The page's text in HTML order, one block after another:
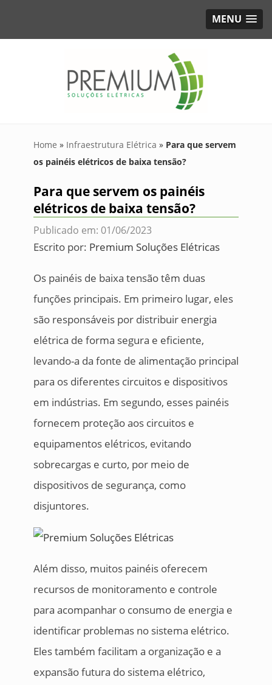
MENU
Home » Infraestrutura Elétrica » Para que servem
os painéis elétricos de baixa tensão?
Para que servem os painéis
elétricos de baixa tensão?
Publicado em: 01/06/2023
Escrito por: Premium Soluções Elétricas
Os painéis de baixa tensão têm duas
funções principais. Em primeiro lugar, eles
são responsáveis por distribuir energia
elétrica de forma segura e eficiente,
levando-a da fonte de alimentação principal
para os diferentes circuitos e dispositivos
em indústrias. Em segundo, esses painéis
fornecem proteção aos circuitos e
equipamentos elétricos, evitando
sobrecargas e curto, por meio de
dispositivos de segurança, como
disjuntores.
Além disso, muitos painéis oferecem
recursos de monitoramento e controle
para acompanhar o consumo de energia e
identificar problemas no sistema elétrico.
Eles também facilitam a organização e a
expansão futura do sistema elétrico,